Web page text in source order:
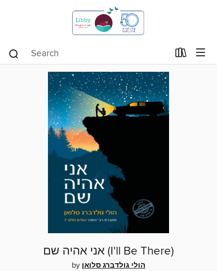
אני אהיה שם (I'll Be There)
by הולי‏ גולדברג סלואן